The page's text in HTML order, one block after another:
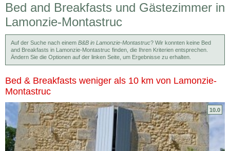
Bed and Breakfasts und Gästezimmer in
Lamonzie-Montastruc
Auf der Suche nach einem B&B in Lamonzie-Montastruc? Wir konnten keine Bed
and Breakfasts in Lamonzie-Montastruc finden, die Ihren Kriterien entsprechen.
Ändern Sie die Optionen auf der linken Seite, um Ergebnisse zu erhalten.
Bed & Breakfasts weniger als 10 km von Lamonzie-
Montastruc
10.0